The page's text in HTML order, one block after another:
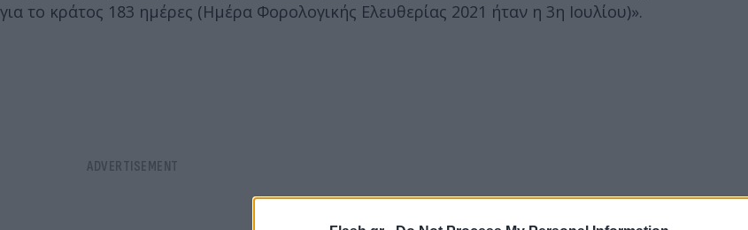
για το κράτος 183 ημέρες (Ημέρα Φορολογικής Ελευθερίας 2021 ήταν η 3η Ιουλίου)».